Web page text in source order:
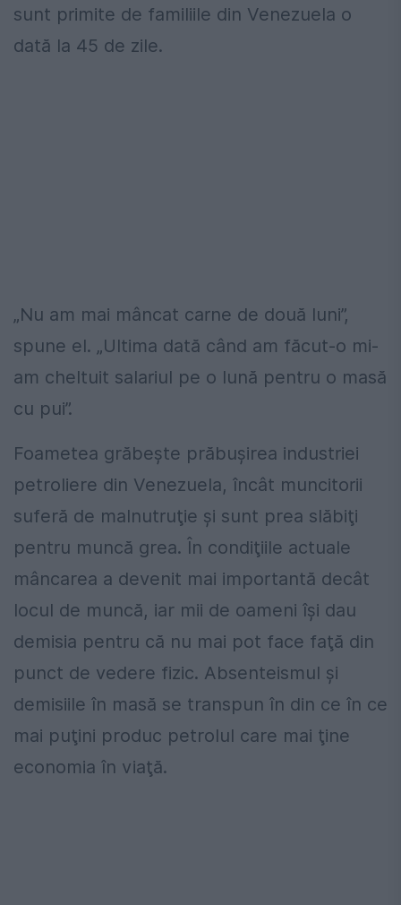
sunt primite de familiile din Venezuela o
dată la 45 de zile.
„Nu am mai mâncat carne de două luni”,
spune el. „Ultima dată când am făcut-o mi-
am cheltuit salariul pe o lună pentru o masă
cu pui”.
Foametea grăbeşte prăbuşirea industriei
petroliere din Venezuela, încât muncitorii
suferă de malnutruţie şi sunt prea slăbiţi
pentru muncă grea. În condiţiile actuale
mâncarea a devenit mai importantă decât
locul de muncă, iar mii de oameni îşi dau
demisia pentru că nu mai pot face faţă din
punct de vedere fizic. Absenteismul şi
demisiile în masă se transpun în din ce în ce
mai puţini produc petrolul care mai ţine
economia în viaţă.